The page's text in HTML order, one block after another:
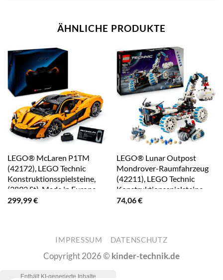
ÄHNLICHE PRODUKTE
LEGO® McLaren P1TM
(42172), LEGO Technic
Konstruktionsspielsteine,
(3893 St), Made in Europe
299,99€
LEGO® Lunar Outpost
Mondrover-Raumfahrzeug
(42211), LEGO Technic
Konstruktionsspielsteine,
(1082 St), Made in Europe
74,06€
IMPRESSUM DATENSCHUTZ
Copyright 2026 © kinder-technik.de